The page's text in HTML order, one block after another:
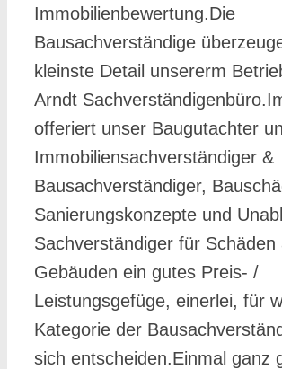
Immobilienbewertung.Die
Bausachverständige
kleinste Detail unsererm
Arndt
offeriert unser Baugutachter
Immobiliensachverständiger &
Bausachverständiger,
Sanierungskonzepte und
Sachverständiger für Schäden
Gebäuden ein gutes Preis- /
Leistungsgefüge, einerlei, für
Kategorie der
sich entscheiden.Einmal ganz